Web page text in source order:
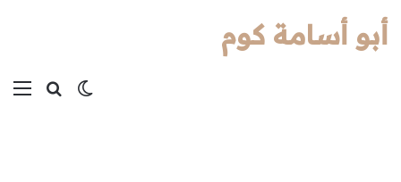
بحثالوضع
أبو أسامة كوم